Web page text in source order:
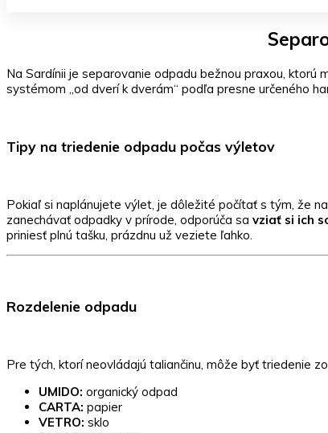
Na Sardínii je separovanie odpadu bežnou praxou,
systémom „od dverí k dverám“ podľa presne určeného
Tipy na triedenie odpadu počas výletov
Pokiaľ si naplánujete výlet, je dôležité počítať s tým, že
zanechávať odpadky v prírode, odporúča sa vziať si ich
priniesť plnú tašku, prázdnu už veziete ľahko.
Rozdelenie odpadu
Pre tých, ktorí neovládajú taliančinu, môže byť triedenie
UMIDO: organický odpad
CARTA: papier
VETRO: sklo